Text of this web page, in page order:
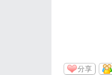
分享